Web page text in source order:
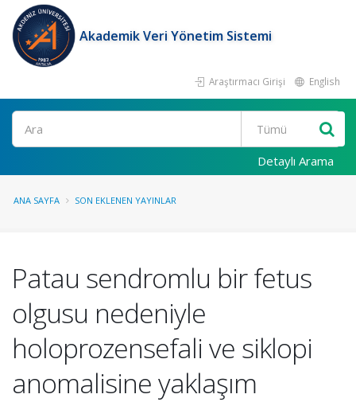
Akademik Veri Yönetim Sistemi
Araştırmacı Girişi English
Ara
Detaylı Arama
ANA SAYFA SON EKLENEN YAYINLAR
Patau sendromlu bir fetus
olgusu nedeniyle
holoprozensefali ve siklopi
anomalisine yaklaşım